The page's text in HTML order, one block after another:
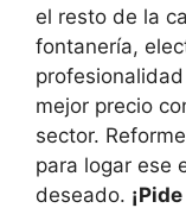
el resto de la
fontanería,
mejor precio
sector.
para logar ese
deseado.